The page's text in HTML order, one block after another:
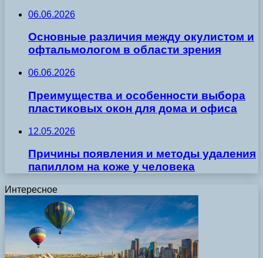
06.06.2026
Основные различия между окулистом и
офтальмологом в области зрения
06.06.2026
Преимущества и особенности выбора
пластиковых окон для дома и офиса
12.05.2026
Причины появления и методы удаления
папиллом на коже у человека
Интересное